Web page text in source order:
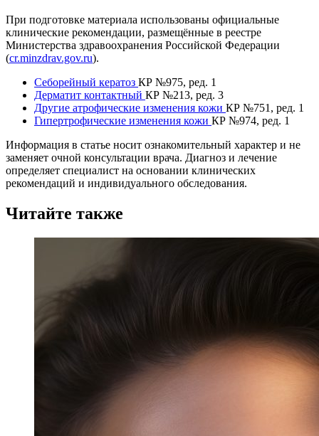
При подготовке материала использованы официальные
клинические рекомендации, размещённые в реестре
Министерства здравоохранения Российской Федерации
(cr.minzdrav.gov.ru).
Себорейный кератоз КР №975, ред. 1
Дерматит контактный КР №213, ред. 3
Другие атрофические изменения кожи КР №751, ред. 1
Гипертрофические изменения кожи КР №974, ред. 1
Информация в статье носит ознакомительный характер и не
заменяет очной консультации врача. Диагноз и лечение
определяет специалист на основании клинических
рекомендаций и индивидуального обследования.
Читайте также